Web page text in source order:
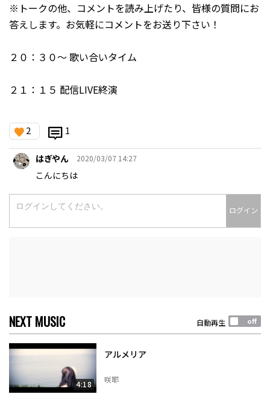
※トークの他、コメントを読み上げたり、皆様の質問にお
答えします。お気軽にコメントをお送り下さい！
２０：３０～ 歌い合いタイム
２１：１５ 配信LIVE終演
2 1
はぎやん 2020/03/07 14:27
こんにちは
ログイン
NEXT MUSIC 自動再生
4:18
アルメリア
咲耶